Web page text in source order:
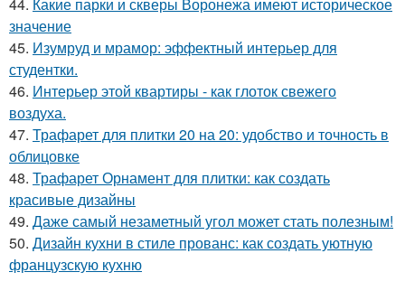
значение
45. Изумруд и мрамор: эффектный интерьер для
студентки.
46. Интерьер этой квартиры - как глоток свежего
воздуха.
47. Трафарет для плитки 20 на 20: удобство и точность в
облицовке
48. Трафарет Орнамент для плитки: как создать
красивые дизайны
49. Даже самый незаметный угол может стать полезным!
50. Дизайн кухни в стиле прованс: как создать уютную
французскую кухню